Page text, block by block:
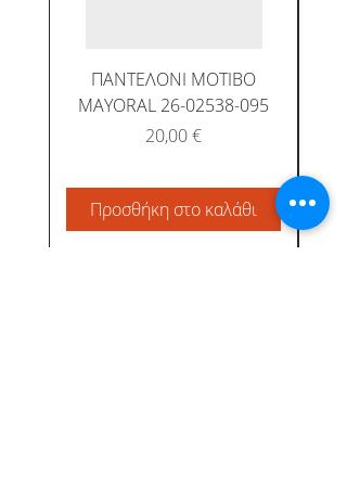
ΠΑΝΤΕΛΟΝΙ ΜΟΤΙΒΟ
MAYORAL 26-02538-095
Τιμή
20,00 €
Προσθήκη στο καλάθι